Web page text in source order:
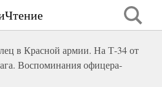
в Красной армии. На Т-34 от
Воспоминания офицера-